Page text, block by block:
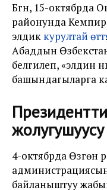
Бүгүн, 15-октябрда
районунда
элдик курултай өттү
Абаддын
белгилеп, «элдин
башындагыларга
жолугушуусу
4-октябрда Өзгөн
байланыштуу